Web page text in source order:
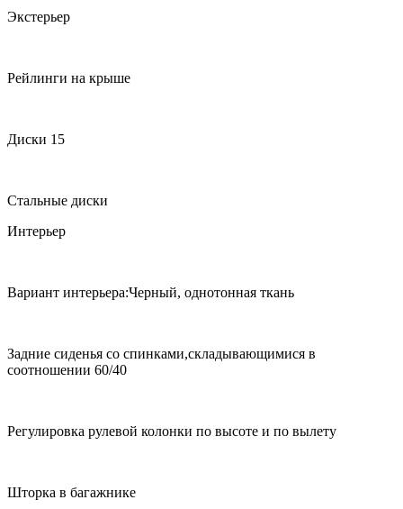
Экстерьер
Рейлинги на крыше
Диски 15
Стальные диски
Интерьер
Вариант интерьера:Черный, однотонная ткань
Задние сиденья со спинками,складывающимися в
соотношении 60/40
Регулировка рулевой колонки по высоте и по вылету
Шторка в багажнике